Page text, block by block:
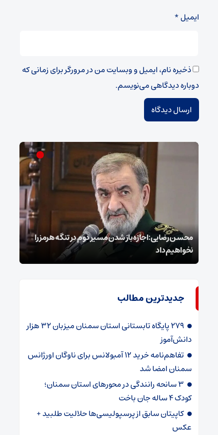
ایمیل*
ذخیره نام، ایمیل و وبسایت من در مرورگر برای زمانی که
دوباره دیدگاهی می‌نویسم.
محسن رضایی: اجازه باز شدن مسیر دوم در تنگه هرمز را
نخواهیم داد
جدیدترین مطالب
۲۷۹ پایگاه تابستانی استان سمنان میزبان ۳۲ هزار
دانش‌آموز
تفاهم‌نامه خرید ۱۲ آمبولانس برای ناوگان اورژانس
سمنان امضا شد
۳ سانحه رانندگی در محورهای استان سمنان؛
کودک ۴ ساله جان باخت
کاپیتان سابق از پرسپولیسی‌ها حلالیت طلبید +
عکس